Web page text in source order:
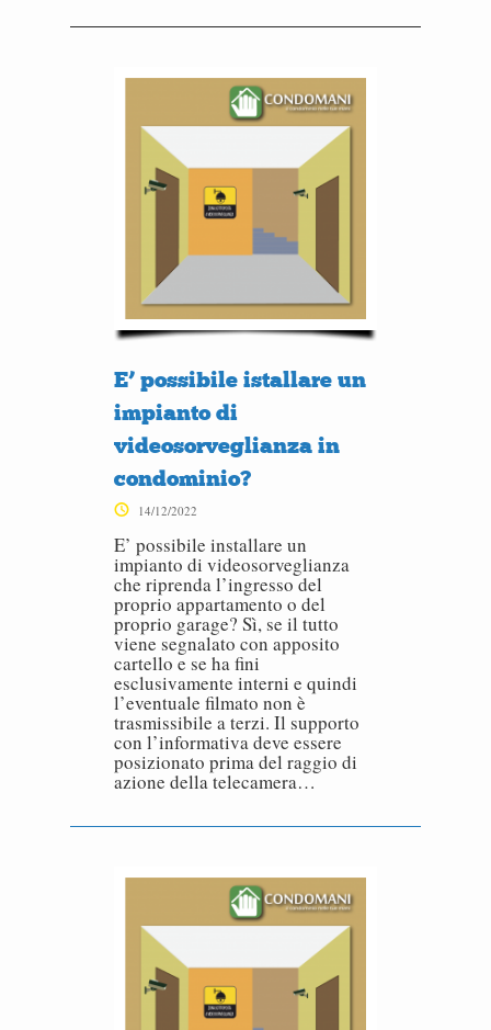
E’ possibile istallare un
impianto di
videosorveglianza in
condominio?
14/12/2022
E’ possibile installare un
impianto di videosorveglianza
che riprenda l’ingresso del
proprio appartamento o del
proprio garage? Sì, se il tutto
viene segnalato con apposito
cartello e se ha fini
esclusivamente interni e quindi
l’eventuale filmato non è
trasmissibile a terzi. Il supporto
con l’informativa deve essere
posizionato prima del raggio di
azione della telecamera…